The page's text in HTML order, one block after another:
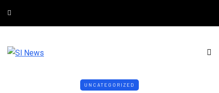
UNCATEGORIZED